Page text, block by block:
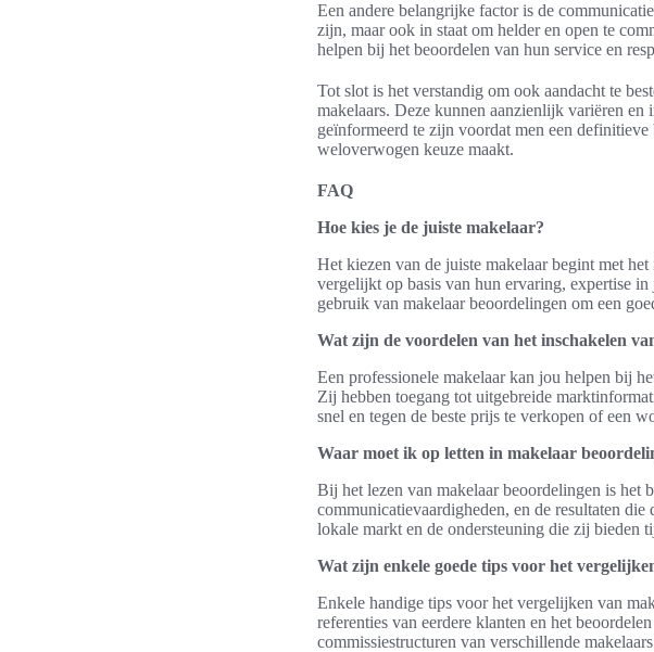
Een andere belangrijke factor is de
zijn, maar ook in staat om helder en open te
helpen bij het beoordelen van hun service en
Tot slot is het verstandig om ook aandacht te
makelaars. Deze kunnen aanzienlijk variëren
geïnformeerd te zijn voordat men een
weloverwogen keuze maakt.
FAQ
Hoe kies je de juiste makelaar?
Het kiezen van de juiste makelaar begint met
vergelijkt op basis van hun ervaring, expertise
gebruik van makelaar beoordelingen om een
Wat zijn de voordelen van het inschakelen
Een professionele makelaar kan jou helpen bij
Zij hebben toegang tot uitgebreide
snel en tegen de beste prijs te verkopen of een
Waar moet ik op letten in makelaar
Bij het lezen van makelaar beoordelingen is het
communicatievaardigheden, en de resultaten
lokale markt en de ondersteuning die zij bieden
Wat zijn enkele goede tips voor het
Enkele handige tips voor het vergelijken van
referenties van eerdere klanten en het
commissiestructuren van verschillende